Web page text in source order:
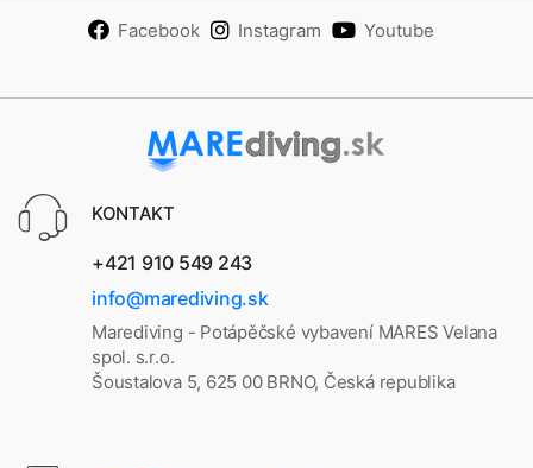
Facebook Instagram Youtube
KONTAKT
+421 910 549 243
info@marediving.sk
Marediving - Potápěčské vybavení MARES Velana
spol. s.r.o.
Šoustalova 5, 625 00 BRNO, Česká republika